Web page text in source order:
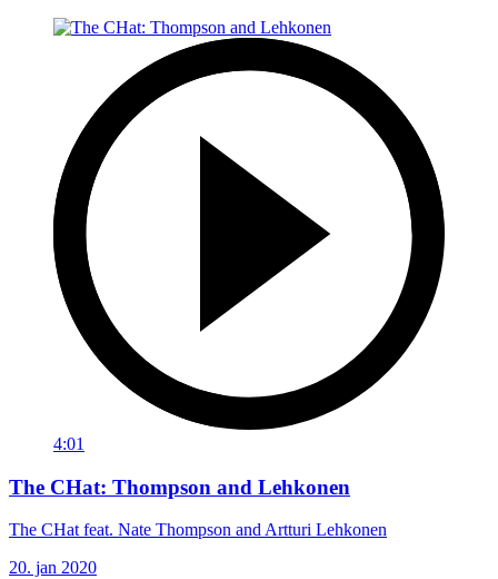
4:01
The CHat: Thompson and Lehkonen
The CHat feat. Nate Thompson and Artturi Lehkonen
20. jan 2020